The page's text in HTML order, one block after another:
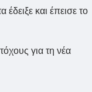
και έπεισε το
για τη νέα